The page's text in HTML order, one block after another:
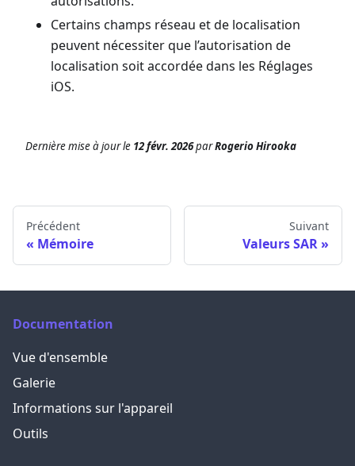
Certains champs réseau et de localisation
peuvent nécessiter que l’autorisation de
localisation soit accordée dans les Réglages
iOS.
Dernière mise à jourle 12 févr. 2026parRogerio Hirooka
Précédent
Mémoire
Suivant
Valeurs SAR
Documentation
Vue d'ensemble
Galerie
Informations sur l'appareil
Outils